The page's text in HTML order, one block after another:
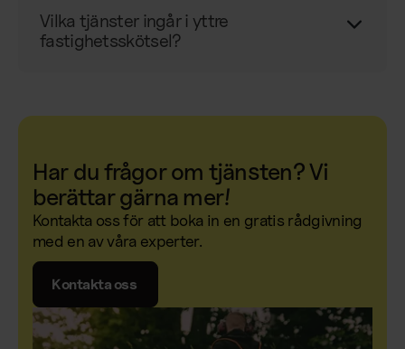
Vilka tjänster ingår i yttre
fastighetsskötsel?
Har du frågor om tjänsten? Vi
berättar gärna mer!
Kontakta oss för att boka in en gratis rådgivning
med en av våra experter.
Kontakta oss